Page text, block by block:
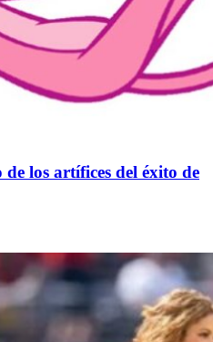
los artífices del éxito de